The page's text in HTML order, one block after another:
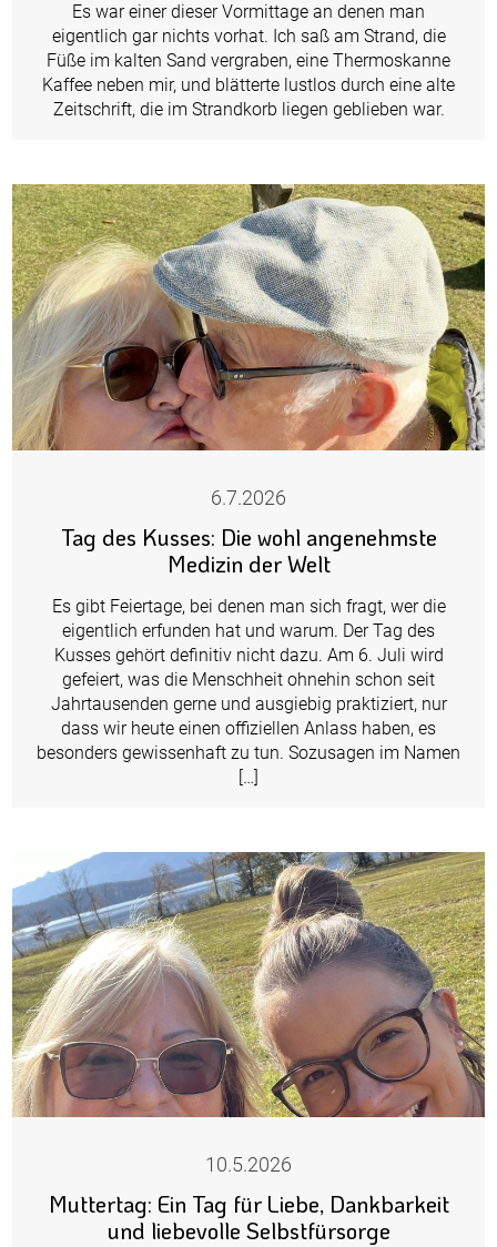
Es war einer dieser Vormittage an denen man
eigentlich gar nichts vorhat. Ich saß am Strand, die
Füße im kalten Sand vergraben, eine Thermoskanne
Kaffee neben mir, und blätterte lustlos durch eine alte
Zeitschrift, die im Strandkorb liegen geblieben war.
6.7.2026
Tag des Kusses: Die wohl angenehmste
Medizin der Welt
Es gibt Feiertage, bei denen man sich fragt, wer die
eigentlich erfunden hat und warum. Der Tag des
Kusses gehört definitiv nicht dazu. Am 6. Juli wird
gefeiert, was die Menschheit ohnehin schon seit
Jahrtausenden gerne und ausgiebig praktiziert, nur
dass wir heute einen offiziellen Anlass haben, es
besonders gewissenhaft zu tun. Sozusagen im Namen
[…]
10.5.2026
Muttertag: Ein Tag für Liebe, Dankbarkeit
und liebevolle Selbstfürsorge